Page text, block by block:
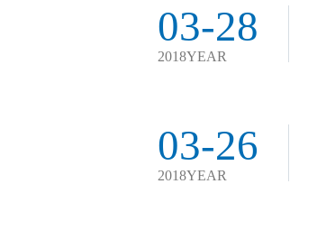
03-28
2018YEAR
03-26
2018YEAR